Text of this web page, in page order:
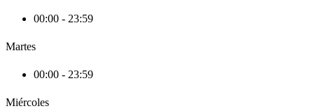
00:00 - 23:59
Martes
00:00 - 23:59
Miércoles